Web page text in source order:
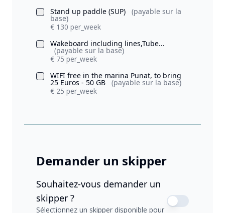
Stand up paddle (SUP)
(payable sur la
base)
€ 130 per_week
Wakeboard including lines,Tube...
(payable sur la base)
€ 75 per_week
WIFI free in the marina Punat, to bring
25 Euros - 50 GB
(payable sur la base)
€ 25 per_week
Demander un skipper
Souhaitez-vous demander un
skipper ?
Sélectionnez un skipper disponible pour